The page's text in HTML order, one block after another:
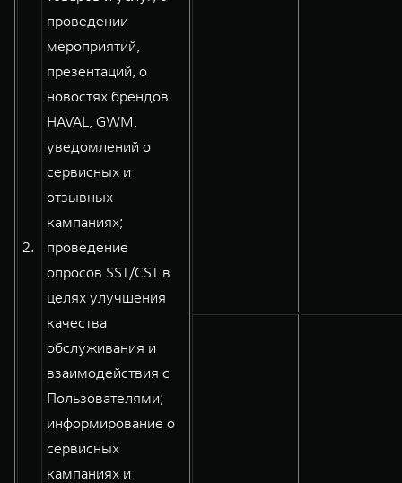
2.
проведении
мероприятий,
презентаций, о
новостях брендов
HAVAL, GWM,
уведомлений о
сервисных и
отзывных
кампаниях;
проведение
опросов SSI/CSI в
целях улучшения
качества
обслуживания и
взаимодействия с
Пользователями;
информирование о
сервисных
кампаниях и